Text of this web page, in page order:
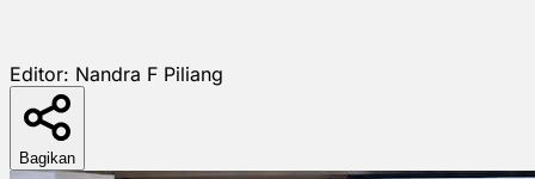
Editor: Nandra F Piliang
Bagikan